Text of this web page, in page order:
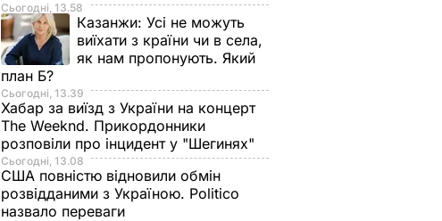
Сьогодні, 13.58
Казанжи: Усі не можуть
виїхати з країни чи в села,
як нам пропонують. Який
план Б?
Сьогодні, 13.39
Хабар за виїзд з України на концерт
The Weeknd. Прикордонники
розповіли про інцидент у "Шегинях"
Сьогодні, 13.08
США повністю відновили обмін
розвідданими з Україною. Politico
назвало переваги